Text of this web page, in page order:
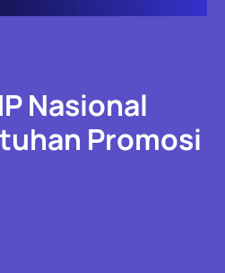
Nasional
Promosi